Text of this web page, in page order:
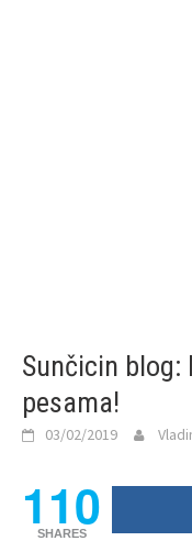
Sunčicin blog:
pesama!
03/02/2019
110
SHARES